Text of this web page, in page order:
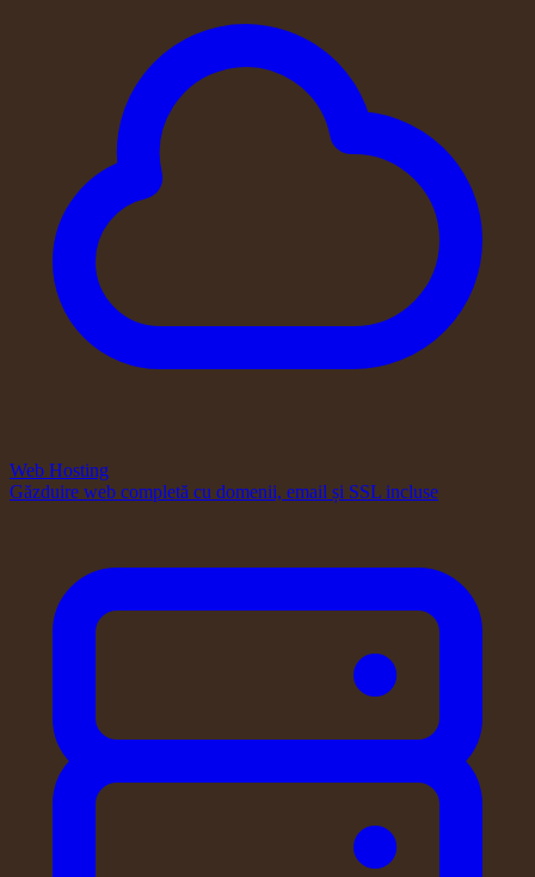
Web Hosting
Găzduire web completă cu domenii, email și SSL incluse